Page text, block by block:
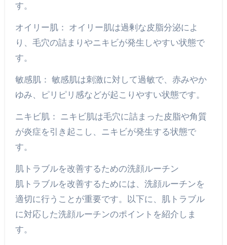
す。
オイリー肌： オイリー肌は過剰な皮脂分泌によ
り、毛穴の詰まりやニキビが発生しやすい状態で
す。
敏感肌： 敏感肌は刺激に対して過敏で、赤みやか
ゆみ、ピリピリ感などが起こりやすい状態です。
ニキビ肌： ニキビ肌は毛穴に詰まった皮脂や角質
が炎症を引き起こし、ニキビが発生する状態で
す。
肌トラブルを改善するための洗顔ルーチン
肌トラブルを改善するためには、洗顔ルーチンを
適切に行うことが重要です。以下に、肌トラブル
に対応した洗顔ルーチンのポイントを紹介しま
す。